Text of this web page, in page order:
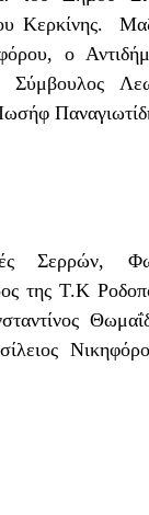
Κερκίνης.
, ο
Σύμβουλος
Σερρών,
της Τ.Κ